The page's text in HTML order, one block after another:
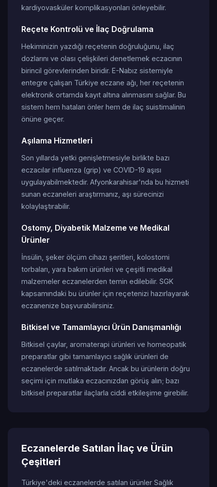
kardiyovasküler komplikasyonları önleyebilir.
Reçete Kontrolü ve İlaç Doğrulama
Hekiminizin yazdığı reçetenin doğruluğunu, ilaç
dozlarını ve olası çelişkileri denetlemek eczacının
birincil görevlerinden biridir. E-Nabız sistemiyle
entegre çalışan Türkiye eczane ağı, her reçetenin
elektronik ortamda kayıt altına alınmasını sağlar. Bu
sistem hem hataları önler hem de ilaç suistimalinin
önüne geçer.
Aşılama Hizmetleri
Son yıllarda yetki genişletmesiyle birlikte bazı
eczacılar influenza (grip) ve COVID-19 aşısı
uygulayabilmektedir. Afyonkarahisar'nda bu hizmeti
sunan eczaneleri araştırmanız, aşı sürecinizi
kolaylaştırabilir.
Ostomy, Diyabetik Malzeme ve Medikal
Ürünler
İnsülin, şeker ölçüm cihazı şeritleri, kolostomi
torbaları, yara bakım ürünleri ve çeşitli medikal
malzemeler eczanelerden temin edilebilir. SGK
kapsamındaki bu ürünler için reçetenizi hazırlayarak
eczanenize başvurabilirsiniz.
Bitkisel ve Tamamlayıcı Ürün Danışmanlığı
Bitkisel çaylar, aromaterapi ürünleri ve homeopatik
preparatlar gibi tamamlayıcı sağlık ürünleri de
eczanelerde satılmaktadır. Ancak bu ürünlerin doğru
seçimi için mutlaka eczacınızdan görüş alın; bazı
bitkisel preparatlar ilaçlarla ciddi etkileşime girebilir.
Eczanelerde Satılan İlaç ve Ürün
Çeşitleri
Türkiye'deki eczanelerde satılan ürünler Sağlık